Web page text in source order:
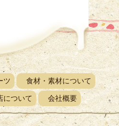
ツ 食材・素材について
について 会社概要